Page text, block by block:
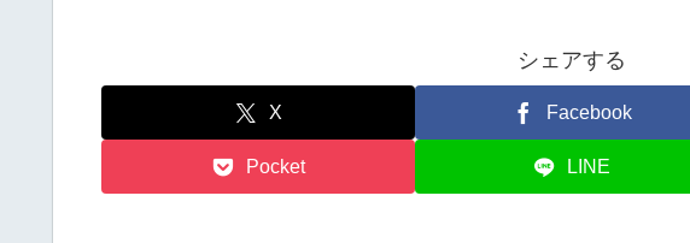
シェアする
X Facebook
Pocket LINE